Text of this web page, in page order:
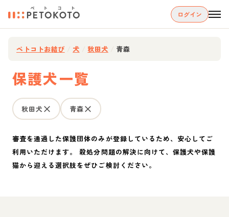
ログイン
ペトコトお結び 犬 秋田犬 青森
保護犬一覧
秋田犬 青森
審査を通過した保護団体のみが登録しているため、安心してご
利用いただけます。 殺処分問題の解決に向けて、保護犬や保護
猫から迎える選択肢をぜひご検討ください。